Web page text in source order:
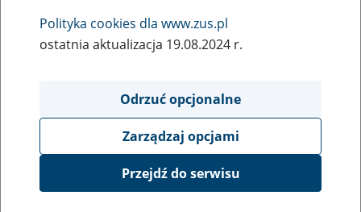
23
May
2024
24 maja 2024 r., w godzinach 18:00 – 23:30 mogą
wystąpić w programie Płatnik ograniczenia w
komunikacji elektronicznej z ZUS.
W tym czasie planujemy wdrożenie nowej metryki dla
Polityka cookies dla www.zus.pl
ostatnia aktualizacja 19.08.2024 r.
Odrzuć opcjonalne
Zarządzaj opcjami
Przejdź do serwisu